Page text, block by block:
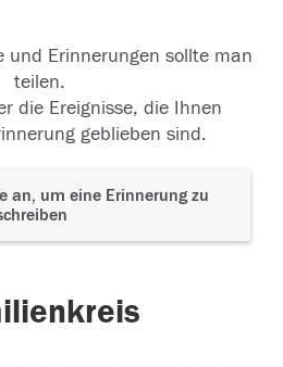
und Erinnerungen sollte man
teilen.
die Ereignisse, die Ihnen
geblieben sind.
an, um eine Erinnerung zu